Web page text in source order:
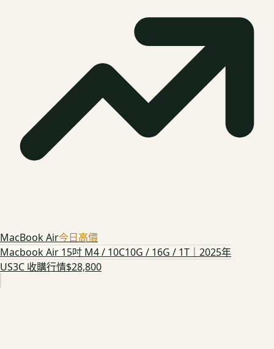
MacBook Air今日高價
Macbook Air 15吋 M4 / 10C10G / 16G / 1T｜2025年
US3C 收購行情$28,800